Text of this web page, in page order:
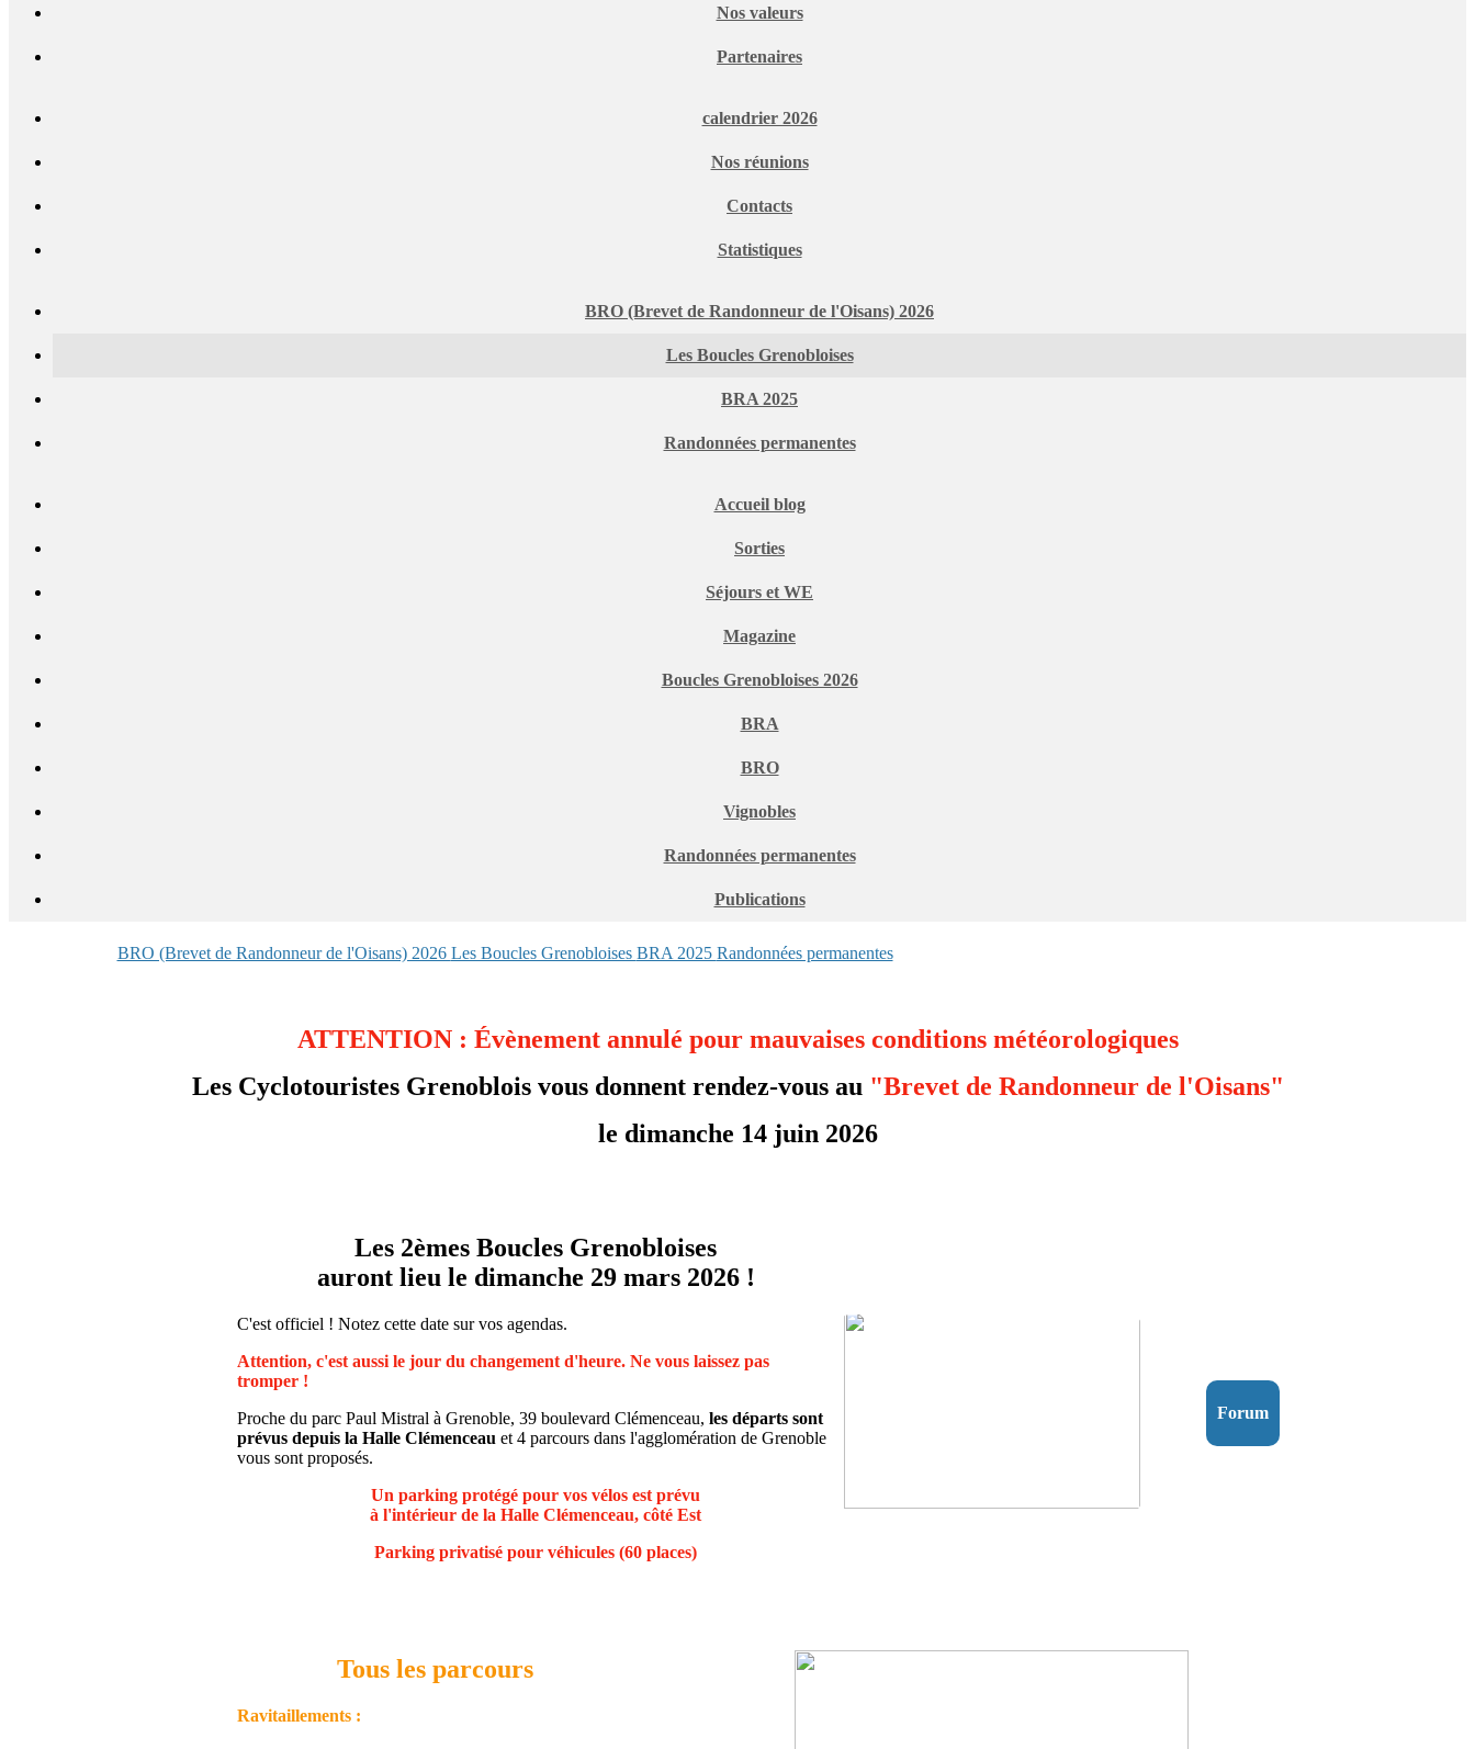
Nos valeurs
Partenaires
calendrier 2026
Nos réunions
Contacts
Statistiques
BRO (Brevet de Randonneur de l'Oisans) 2026
Les Boucles Grenobloises
BRA 2025
Randonnées permanentes
Accueil blog
Sorties
Séjours et WE
Magazine
Boucles Grenobloises 2026
BRA
BRO
Vignobles
Randonnées permanentes
Publications
BRO (Brevet de Randonneur de l'Oisans) 2026 Les Boucles Grenobloises BRA 2025 Randonnées permanentes
ATTENTION : Évènement annulé pour mauvaises conditions météorologiques
Les Cyclotouristes Grenoblois vous donnent rendez-vous au "Brevet de Randonneur de l'Oisans"
le dimanche 14 juin 2026
Les 2èmes Boucles Grenobloises
auront lieu le dimanche 29 mars 2026 !
C'est officiel ! Notez cette date sur vos agendas.
Attention, c'est aussi le jour du changement d'heure. Ne vous laissez pas
tromper !
Proche du parc Paul Mistral à Grenoble, 39 boulevard Clémenceau, les départs sont
prévus depuis la Halle Clémenceau et 4 parcours dans l'agglomération de Grenoble
vous sont proposés.
Un parking protégé pour vos vélos est prévu
à l'intérieur de la Halle Clémenceau, côté Est
Parking privatisé pour véhicules (60 places)
Forum
Tous les parcours
Ravitaillements :